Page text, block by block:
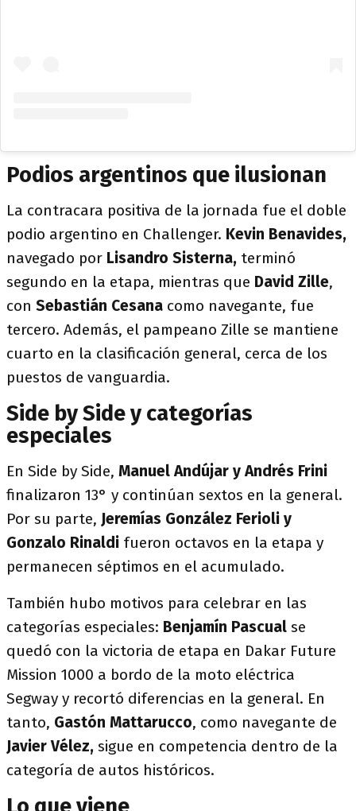
Podios argentinos que ilusionan
La contracara positiva de la jornada fue el doble
podio argentino en Challenger. Kevin Benavides,
navegado por Lisandro Sisterna, terminó
segundo en la etapa, mientras que David Zille,
con Sebastián Cesana como navegante, fue
tercero. Además, el pampeano Zille se mantiene
cuarto en la clasificación general, cerca de los
puestos de vanguardia.
Side by Side y categorías
especiales
En Side by Side, Manuel Andújar y Andrés Frini
finalizaron 13° y continúan sextos en la general.
Por su parte, Jeremías González Ferioli y
Gonzalo Rinaldi fueron octavos en la etapa y
permanecen séptimos en el acumulado.
También hubo motivos para celebrar en las
categorías especiales: Benjamín Pascual se
quedó con la victoria de etapa en Dakar Future
Mission 1000 a bordo de la moto eléctrica
Segway y recortó diferencias en la general. En
tanto, Gastón Mattarucco, como navegante de
Javier Vélez, sigue en competencia dentro de la
categoría de autos históricos.